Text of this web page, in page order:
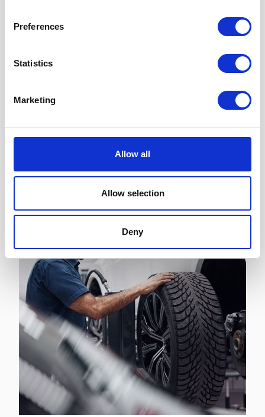
Preferences
Statistics
Marketing
Allow all
Allow selection
Deny
bilpleie til mer avansert
bilpleieprodukter som gjør at bilen
som passer deg og la oss ta oss av
resten.